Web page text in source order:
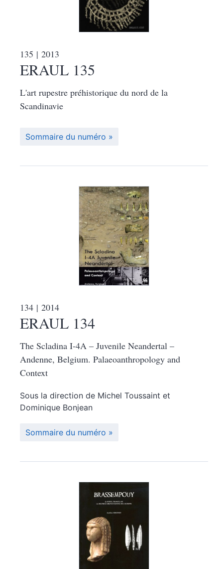
135 | 2013
ERAUL 135
L'art rupestre préhistorique du nord de la
Scandinavie
Sommaire du numéro
134 | 2014
ERAUL 134
The Scladina I-4A – Juvenile Neandertal –
Andenne, Belgium. Palaeoanthropology and
Context
Sous la direction de Michel Toussaint et
Dominique Bonjean
Sommaire du numéro